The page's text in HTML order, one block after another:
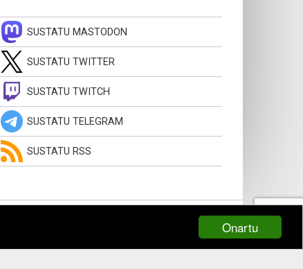
Onartu
SUSTATU MASTODON
SUSTATU TWITTER
SUSTATU TWITCH
SUSTATU TELEGRAM
SUSTATU RSS